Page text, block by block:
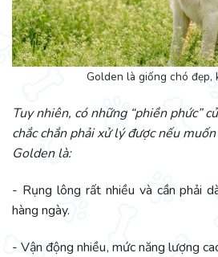
Golden là giống chó đẹp,
Tuy nhiên, có những “phiền phức”
chắc chắn phải xử lý được nếu
Golden là:
- Rụng lông rất nhiều và cần phải
hàng ngày.
- Vận động nhiều, mức năng lượng